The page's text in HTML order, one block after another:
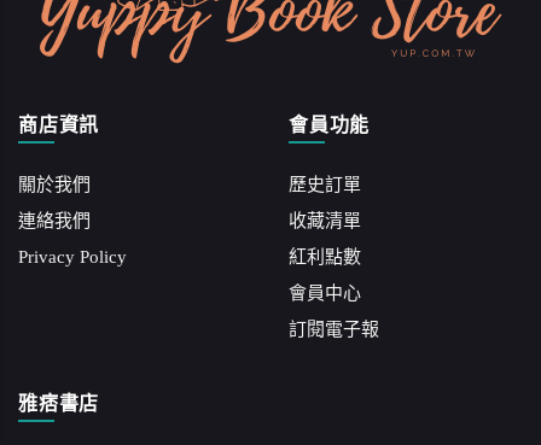
商店資訊
關於我們
連絡我們
Privacy Policy
會員功能
歷史訂單
收藏清單
紅利點數
會員中心
訂閱電子報
雅痞書店